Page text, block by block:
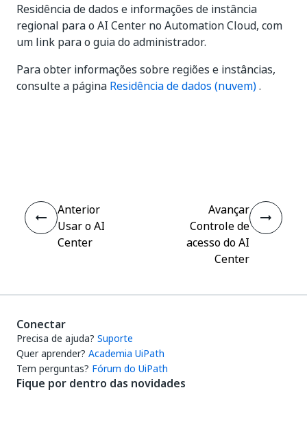
Residência de dados e informações de instância
regional para o AI Center no Automation Cloud, com
um link para o guia do administrador.
Para obter informações sobre regiões e instâncias,
consulte a página Residência de dados (nuvem).
Anterior
Usar o AI
Center
Avançar
Controle de
acesso do AI
Center
Conectar
Precisa de ajuda? Suporte
Quer aprender? Academia UiPath
Tem perguntas? Fórum do UiPath
Fique por dentro das novidades